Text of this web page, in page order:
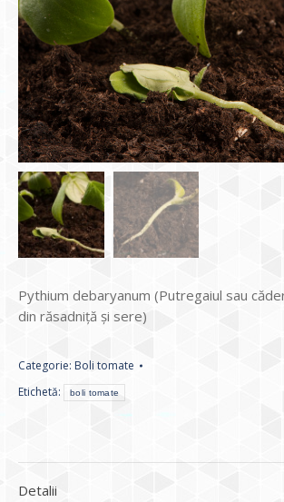
Pythium debaryanum (Putregaiul sau
din răsadniță și sere)
Categorie: Boli tomate
Etichetă:
boli tomate
Detalii